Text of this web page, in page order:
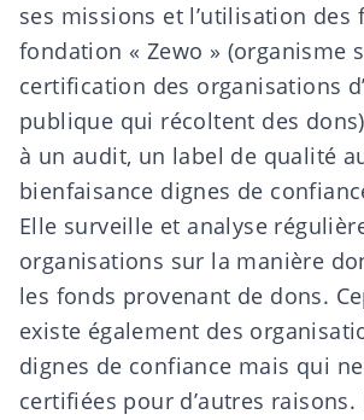
ses missions et l’utilisation des
fondation « Zewo » (organisme
certification des organisations
publique qui récoltent des
à un audit, un label de qualité
bienfaisance dignes de
Elle surveille et analyse
organisations sur la manière
les fonds provenant de dons.
existe également des
dignes de confiance mais qui
certifiées pour d’autres raisons.